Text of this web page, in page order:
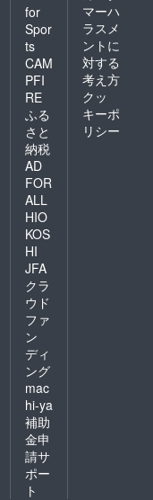
for
Spor
ts
CAM
PFI
RE
ふる
さと
納税
AD
FOR
ALL
HIO
KOS
HI
JFA
クラ
ウド
ファ
ン
ディ
ング
mac
hi-ya
補助
金申
請サ
ポー
ト
マーハ
ラスメ
ントに
対する
考え方
クッ
キーポ
リシー